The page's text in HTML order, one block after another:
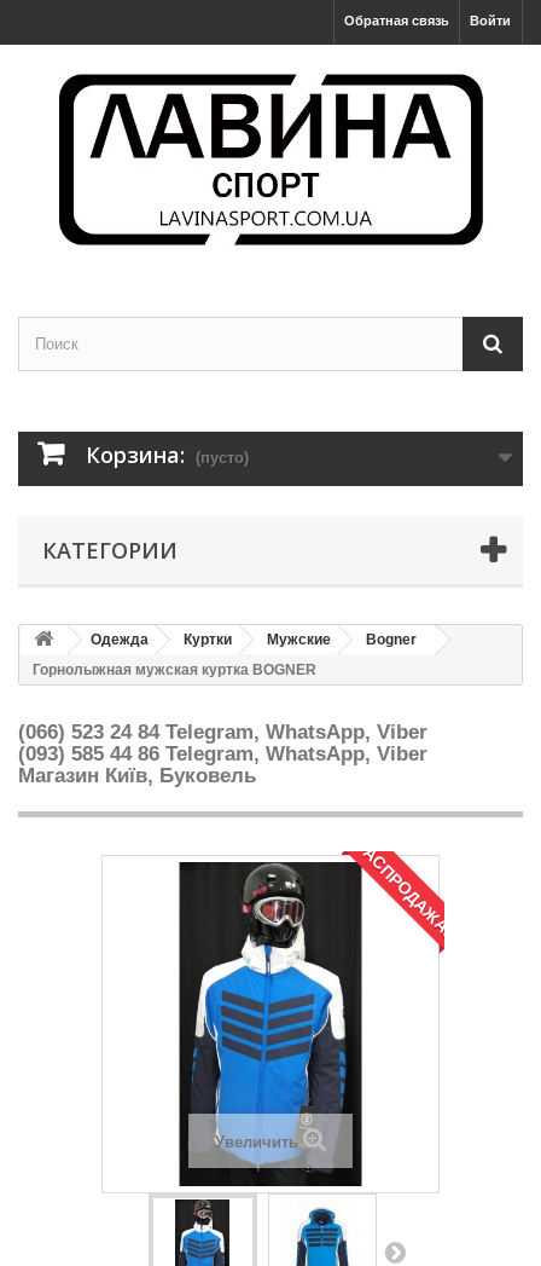
Войти
Обратная связь
Корзина: (пусто)
КАТЕГОРИИ
Одежда Куртки Мужские
Bogner
Горнолыжная мужская куртка BOGNER
(066) 523 24 84 Telegram, WhatsApp, Viber
(093) 585 44 86 Telegram, WhatsApp, Viber
Магазин Київ, Буковель
РАСПРОДАЖА!
Увеличить